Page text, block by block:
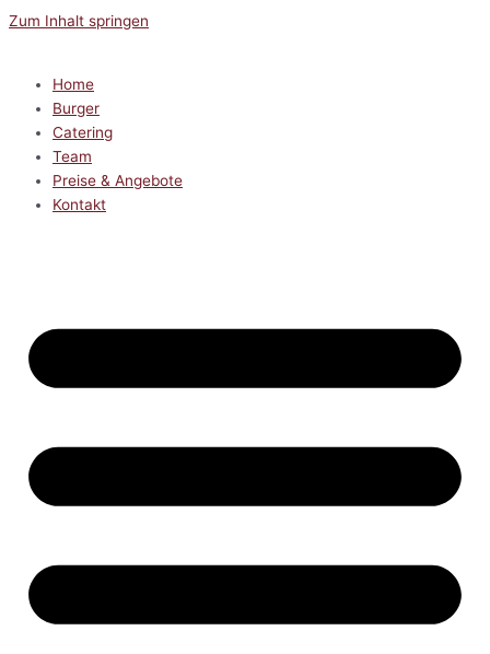
Zum Inhalt springen
Home
Burger
Catering
Team
Preise & Angebote
Kontakt